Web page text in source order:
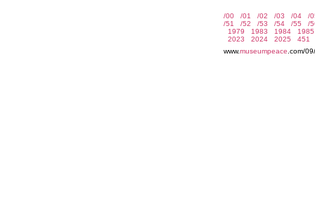
www.museumpeace .com/